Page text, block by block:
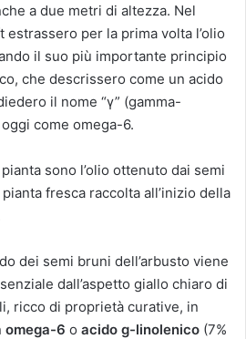
a due metri di altezza. Nel
estrassero per la prima volta l’olio
il suo più importante principio
che descrissero come un acido
il nome “γ” (gamma-
come omega-6.
sono l’olio ottenuto dai semi
fresca raccolta all’inizio della
dei semi bruni dell’arbusto viene
dall’aspetto giallo chiaro di
ricco di proprietà curative, in
omega-6 o acido g-linolenico (7%